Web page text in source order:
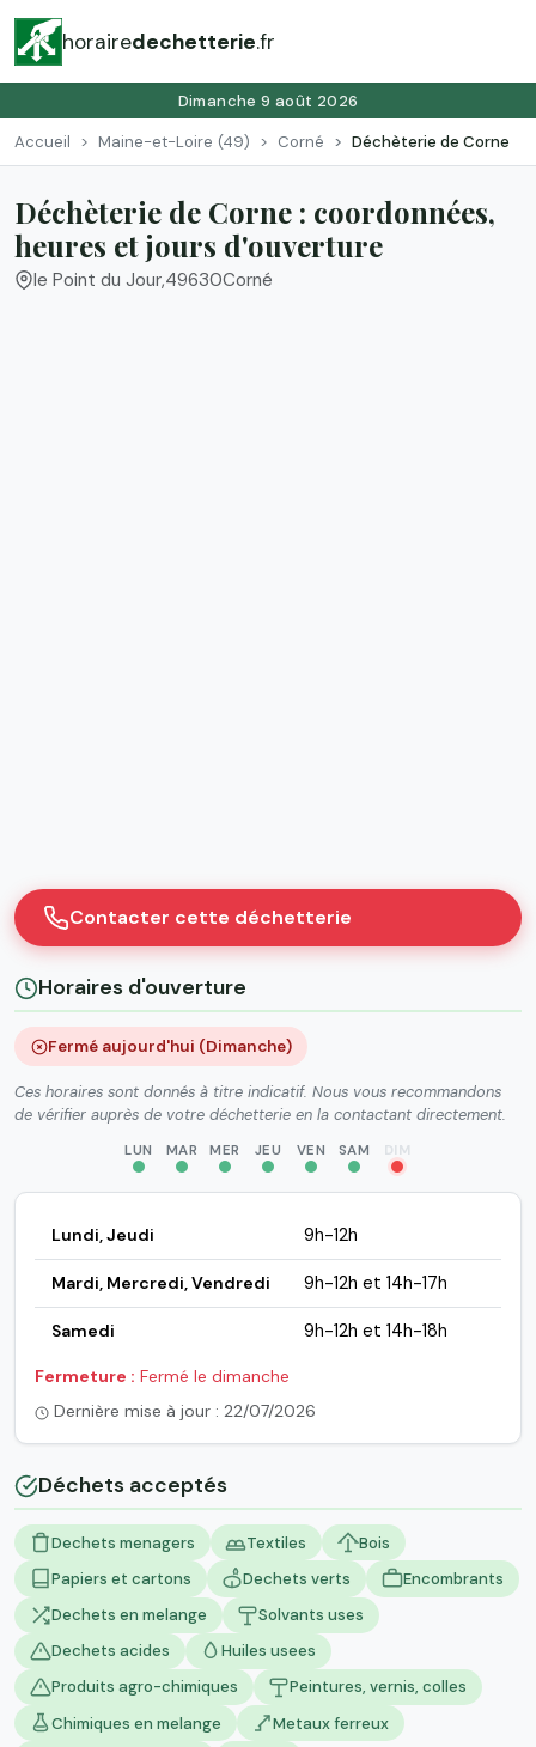
horairedechetterie.fr
Dimanche 9 août 2026
Accueil Maine-et-Loire (49) Corné Déchèterie de Corne
Déchèterie de Corne : coordonnées,
heures et jours d'ouverture
le Point du Jour,49630Corné
Contacter cette déchetterie
Horaires d'ouverture
Fermé aujourd'hui (Dimanche)
Ces horaires sont donnés à titre indicatif. Nous vous recommandons
de vérifier auprès de votre déchetterie en la contactant directement.
LUN MAR MER JEU VEN SAM DIM
Lundi, Jeudi 9h-12h
Mardi, Mercredi, Vendredi 9h-12h et 14h-17h
Samedi 9h-12h et 14h-18h
Fermeture : Fermé le dimanche
Dernière mise à jour : 22/07/2026
Déchets acceptés
Dechets menagers Textiles
Bois
Papiers et cartons
Dechets verts
Encombrants
Dechets en melange
Solvants uses
Dechets acides
Huiles usees
Produits agro-chimiques
Peintures, vernis, colles
Chimiques en melange
Metaux ferreux